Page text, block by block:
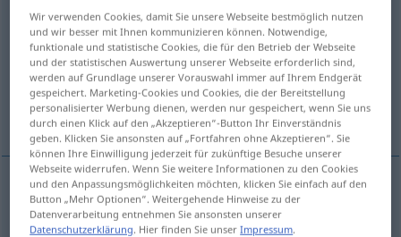
Gesprächn
Übersicht aller Übersetzungen
(Für mehr Details die Übersetzung anklicken/antippen)
話し 合い, 会話, 通話
話し (合い) [hanashi(-ai)] Gespräch
Wir verwenden Cookies, damit Sie unsere Webseite bestmöglich nutzen
und wir besser mit Ihnen kommunizieren können. Notwendige,
funktionale und statistische Cookies, die für den Betrieb der Webseite
und der statistischen Auswertung unserer Webseite erforderlich sind,
werden auf Grundlage unserer Vorauswahl immer auf Ihrem Endgerät
gespeichert. Marketing-Cookies und Cookies, die der Bereitstellung
personalisierter Werbung dienen, werden nur gespeichert, wenn Sie uns
durch einen Klick auf den „Akzeptieren“-Button Ihr Einverständnis
geben. Klicken Sie ansonsten auf „Fortfahren ohne Akzeptieren“. Sie
können Ihre Einwilligung jederzeit für zukünftige Besuche unserer
Webseite widerrufen. Wenn Sie weitere Informationen zu den Cookies
und den Anpassungsmöglichkeiten möchten, klicken Sie einfach auf den
Button „Mehr Optionen“. Weitergehende Hinweise zu der
Datenverarbeitung entnehmen Sie ansonsten unserer
Datenschutzerklärung. Hier finden Sie unserImpressum.